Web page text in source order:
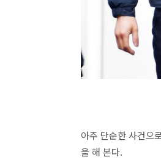
아주 단순한 사건으
을 해 본다.